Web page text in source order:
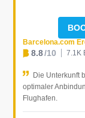
Barcelona.com
8.8/10 7.1K
Die Unterkunft
optimaler
Flughafen.